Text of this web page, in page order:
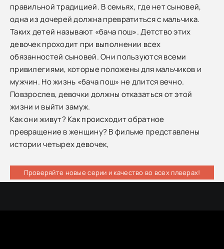
правильной традицией. В семьях, где нет сыновей,
одна из дочерей должна превратиться с мальчика.
Таких детей называют «бача пош». Детство этих
девочек проходит при выполнении всех
обязанностей сыновей. Они пользуются всеми
привилегиями, которые положены для мальчиков и
мужчин. Но жизнь «бача пош» не длится вечно.
Повзрослев, девочки должны отказаться от этой
жизни и выйти замуж.
Как они живут? Как происходит обратное
превращение в женщину? В фильме представлены
истории четырех девочек,
Проверяйте новые серии и качество во всех плеерах!